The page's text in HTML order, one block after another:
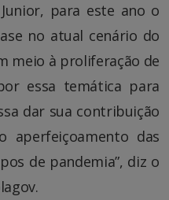
para este ano o
no atual cenário do
meio à proliferação de
essa temática para
dar sua contribuição
aperfeiçoamento das
de pandemia”, diz o